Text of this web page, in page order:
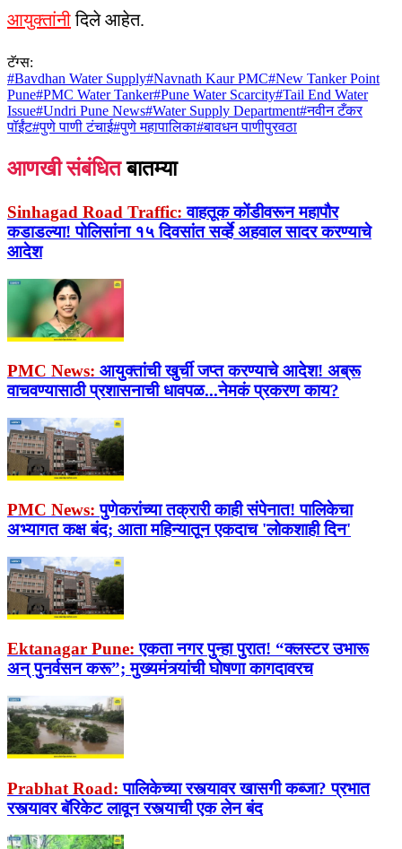
आयुक्तांनीदिले आहेत.
टॅग्स:
#Bavdhan Water Supply#Navnath Kaur PMC#New Tanker Point
Pune#PMC Water Tanker#Pune Water Scarcity#Tail End Water
Issue#Undri Pune News#Water Supply Department#नवीन टँकर
पॉईंट#पुणे पाणी टंचाई#पुणे महापालिका#बावधन पाणीपुरवठा
आणखी संबंधित बातम्या
Sinhagad Road Traffic: वाहतूक कोंडीवरून महापौर
कडाडल्या! पोलिसांना १५ दिवसांत सर्व्हे अहवाल सादर करण्याचे
आदेश
PMC News: आयुक्तांची खुर्ची जप्त करण्याचे आदेश! अब्रू
वाचवण्यासाठी प्रशासनाची धावपळ...नेमकं प्रकरण काय?
PMC News: पुणेकरांच्या तक्रारी काही संपेनात! पालिकेचा
अभ्यागत कक्ष बंद; आता महिन्यातून एकदाच 'लोकशाही दिन'
Ektanagar Pune: एकता नगर पुन्हा पुरात! “क्लस्टर उभारू
अन् पुनर्वसन करू”; मुख्यमंत्र्यांची घोषणा कागदावरच
Prabhat Road: पालिकेच्या रस्त्यावर खासगी कब्जा? प्रभात
रस्त्यावर बॅरिकेट लावून रस्त्याची एक लेन बंद